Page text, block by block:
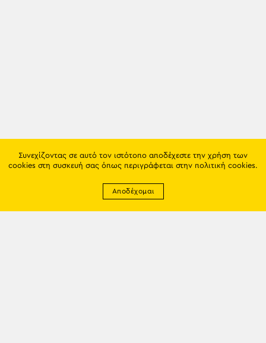
Συνεχίζοντας σε αυτό τον ιστότοπο αποδέχεστε την χρήση των
cookies στη συσκευή σας όπως περιγράφεται στην πολιτική cookies.
Αποδέχομαι